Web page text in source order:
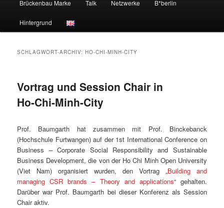
Brückenbau Marke Talk Netzwerke B*berlin
Hintergrund
SCHLAGWORT-ARCHIV:HO-CHI-MINH-CITY
Vortrag und Session Chair in
Ho-Chi-Minh-City
Prof. Baumgarth hat zusammen mit Prof. Binckebanck
(Hochschule Furtwangen) auf der 1st International Conference on
Business – Corporate Social Responsibility and Sustainable
Business Development, die von der Ho Chi Minh Open University
(Viet Nam) organisiert wurden, den Vortrag „Building and
managing CSR brands – Theory and applications“ gehalten.
Darüber war Prof. Baumgarth bei dieser Konferenz als Session
Chair aktiv.